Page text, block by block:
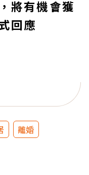
，將有機會獲
回應
離婚